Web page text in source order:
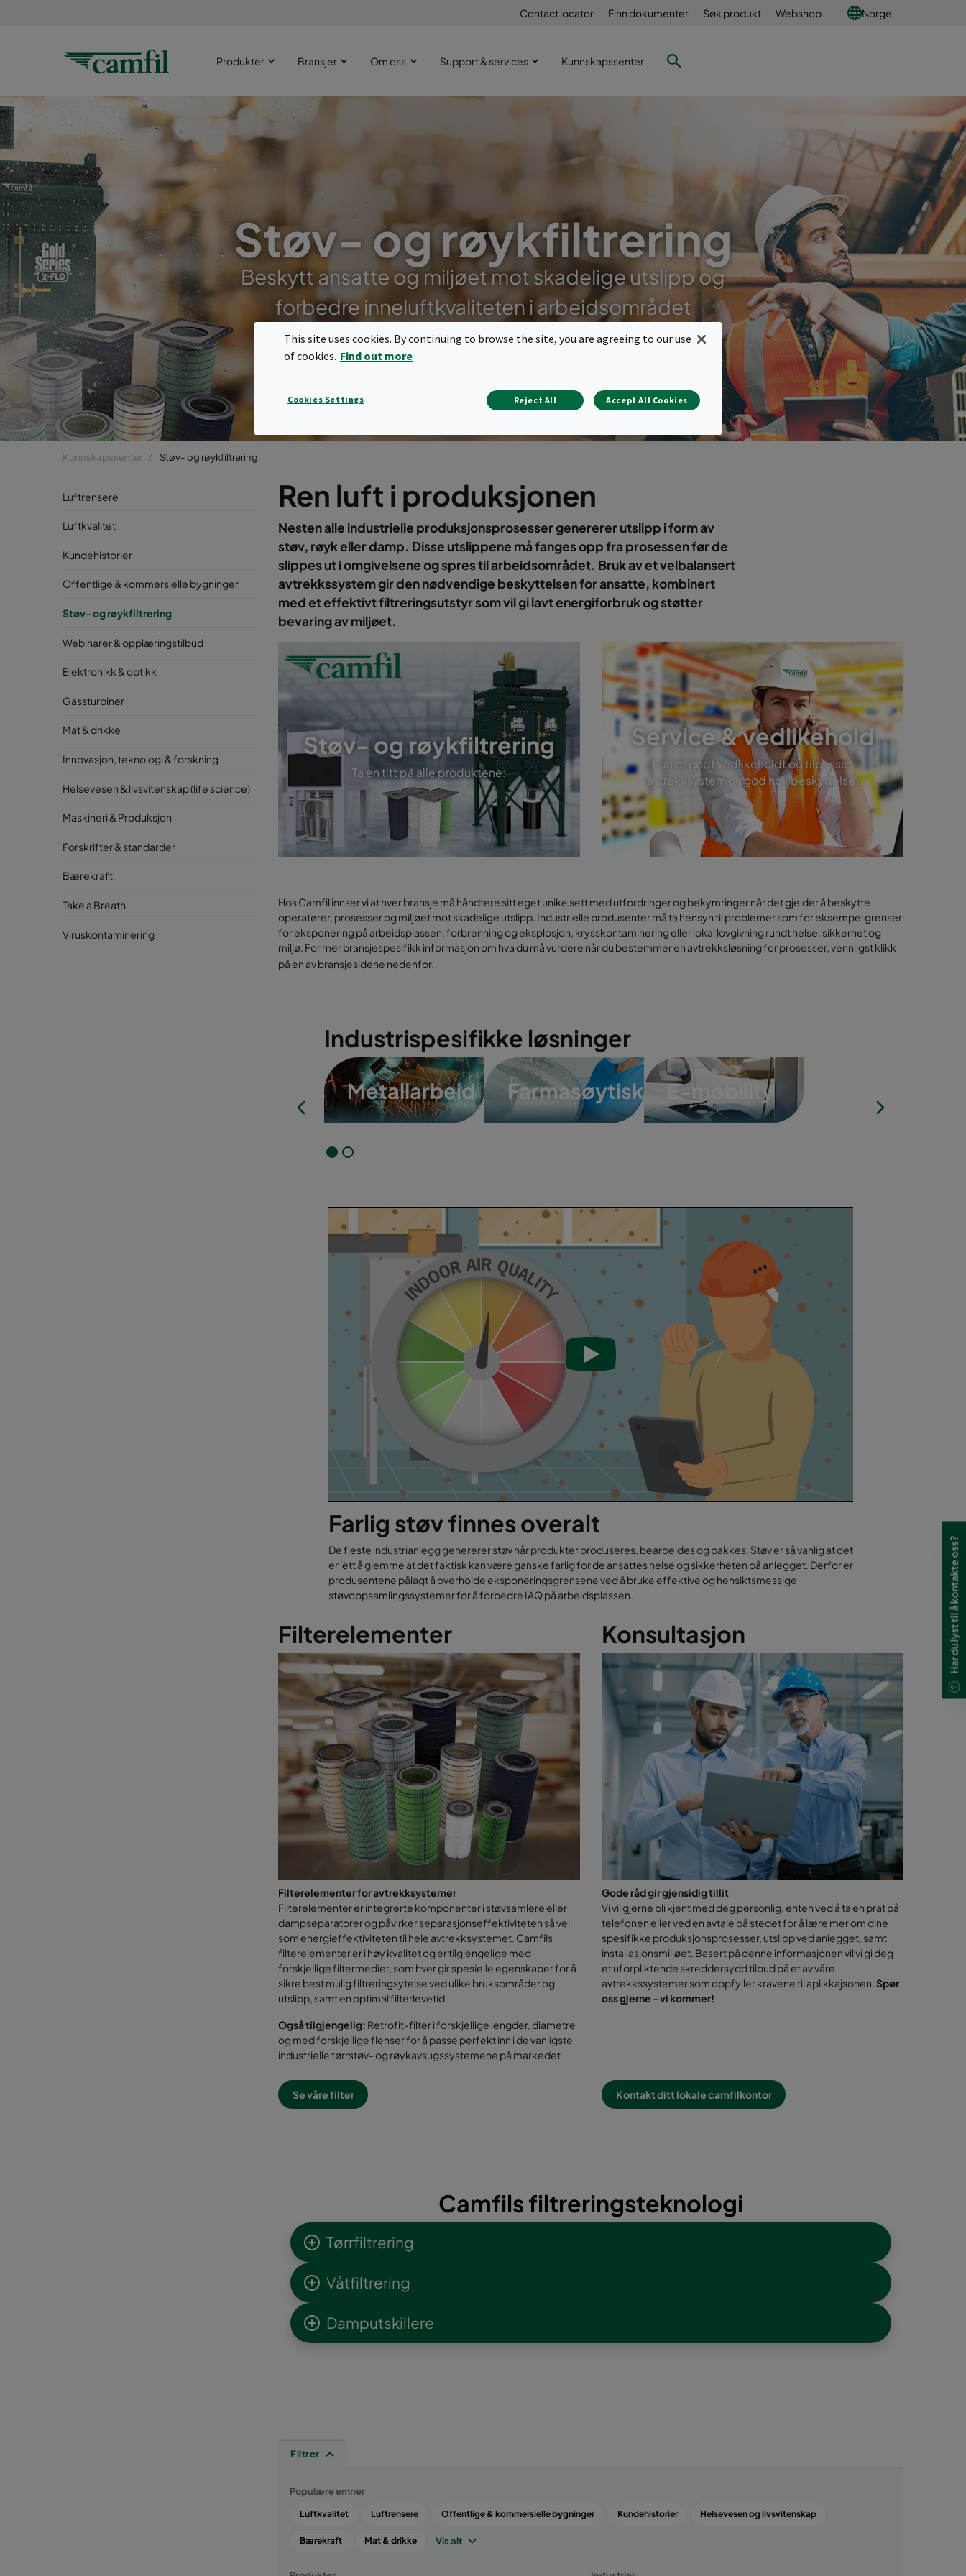
Contact locator Finn dokumenter Søk produkt Webshop Norge
Produkter Bransjer Om oss Support & services Kunnskapssenter
Støv- og røykfiltrering
Beskytt ansatte og miljøet mot skadelige utslipp og
forbedre inneluftkvaliteten i arbeidsområdet
Kunnskapssenter Støv- og røykfiltrering
Luftrensere
Luftkvalitet
Kundehistorier
Offentlige & kommersielle bygninger
Støv- og røykfiltrering
Webinarer & opplæringstilbud
Elektronikk & optikk
Gassturbiner
Mat & drikke
Innovasjon, teknologi & forskning
Helsevesen & livsvitenskap (life science)
Maskineri & Produksjon
Forskrifter & standarder
Bærekraft
Take a Breath
Viruskontaminering
Ren luft i produksjonen
Nesten alle industrielle produksjonsprosesser genererer utslipp i form av
støv, røyk eller damp. Disse utslippene må fanges opp fra prosessen før de
slippes ut i omgivelsene og spres til arbeidsområdet. Bruk av et velbalansert
avtrekkssystem gir den nødvendige beskyttelsen for ansatte, kombinert
med et effektivt filtreringsutstyr som vil gi lavt energiforbruk og støtter
bevaring av miljøet.
Støv- og røykfiltrering
Ta en titt på alle produktene:
Service & vedlikehold
Kun et godt vedlikeholdt og tilpasset
avtrekksystem gir god nok beskyttelse.
Hos Camfil innser vi at hver bransje må håndtere sitt eget unike sett med utfordringer og bekymringer når det gjelder å beskytte
operatører, prosesser og miljøet mot skadelige utslipp. Industrielle produsenter må ta hensyn til problemer som for eksempel grenser
for eksponering på arbeidsplassen, forbrenning og eksplosjon, krysskontaminering eller lokal lovgivning rundt helse, sikkerhet og
miljø. For mer bransjespesifikk informasjon om hva du må vurdere når du bestemmer en avtrekksløsning for prosesser, vennligst klikk
på en av bransjesidene nedenfor..
Industrispesifikke løsninger
Mat- og
drikke
Farlig støv finnes overalt
De fleste industrianlegg genererer støv når produkter produseres, bearbeides og pakkes. Støv er så vanlig at det
er lett å glemme at det faktisk kan være ganske farlig for de ansattes helse og sikkerheten på anlegget. Derfor er
produsentene pålagt å overholde eksponeringsgrensene ved å bruke effektive og hensiktsmessige
Filterelementer Konsultasjon
Filterelementer for avtrekksystemer
Filterelementer er integrerte komponenter i støvsamlere eller
dampseparatorer og påvirker separasjonseffektiviteten så vel
som energieffektiviteten til hele avtrekksystemet. Camfils
filterelementer er i høy kvalitet og er tilgjengelige med
forskjellige filtermedier, som hver gir spesielle egenskaper for å
sikre best mulig filtreringsytelse ved ulike bruksområder og
utslipp, samt en optimal filterlevetid.
Også tilgjengelig:Retrofit-filter i forskjellige lengder, diametre
og med forskjellige flenser for å passe perfekt inn i de vanligste
Gode råd gir gjensidig tillit
Vi vil gjerne bli kjent med deg personlig, enten ved å ta en prat på
telefonen eller ved en avtale på stedet for å lære mer om dine
spesifikke produksjonsprosesser, utslipp ved anlegget, samt
installasjonsmiljøet. Basert på denne informasjonen vil vi gi deg
et uforpliktende skreddersydd tilbud på et av våre
avtrekkssystemer som oppfyller kravene til aplikkajsonen.
Camfils filtreringsteknologi
Damputskillere
Populære emner
Har du lyst til å kontakte oss?
This site uses cookies. By continuing to browse the site, you are agreeing to our use
of cookies. Find out more
Cookies Settings Reject All Accept All Cookies